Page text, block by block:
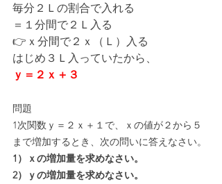
毎分２Ｌの割合で入れる
＝１分間で２Ｌ入る
👉ｘ分間で２ｘ（Ｌ）入る
はじめ３Ｌ入っていたから、
ｙ＝２ｘ＋３
問題
1次関数ｙ＝２ｘ＋１で、ｘの値が２から５
まで増加するとき、次の問いに答えなさい。
1）ｘの増加量を求めなさい。
2）ｙの増加量を求めなさい。